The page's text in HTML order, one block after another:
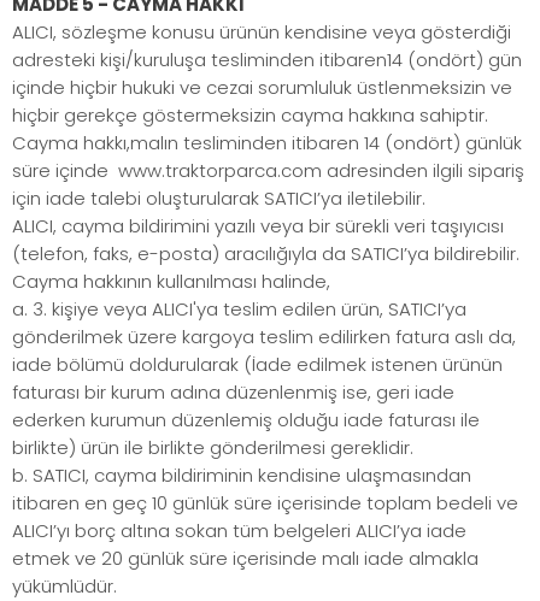
ALICI, sözleşme konusu ürünün kendisine veya gösterdiği
adresteki kişi/kuruluşa tesliminden itibaren14 (ondört) gün
içinde hiçbir hukuki ve cezai sorumluluk üstlenmeksizin ve
hiçbir gerekçe göstermeksizin cayma hakkına sahiptir.
Cayma hakkı,malın tesliminden itibaren 14 (ondört) günlük
süre içinde www.traktorparca.com adresinden ilgili sipariş
için iade talebi oluşturularak SATICI’ya iletilebilir.
ALICI, cayma bildirimini yazılı veya bir sürekli veri taşıyıcısı
(telefon, faks, e-posta) aracılığıyla da SATICI’ya bildirebilir.
Cayma hakkının kullanılması halinde,
a. 3. kişiye veya ALICI'ya teslim edilen ürün, SATICI’ya
gönderilmek üzere kargoya teslim edilirken fatura aslı da,
iade bölümü doldurularak (İade edilmek istenen ürünün
faturası bir kurum adına düzenlenmiş ise, geri iade
ederken kurumun düzenlemiş olduğu iade faturası ile
birlikte) ürün ile birlikte gönderilmesi gereklidir.
b. SATICI, cayma bildiriminin kendisine ulaşmasından
itibaren en geç 10 günlük süre içerisinde toplam bedeli ve
ALICI’yı borç altına sokan tüm belgeleri ALICI’ya iade
etmek ve 20 günlük süre içerisinde malı iade almakla
yükümlüdür.